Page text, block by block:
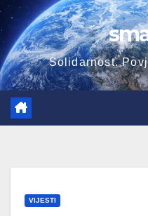
Skip
to
content
Solidarnost.
VIJESTI